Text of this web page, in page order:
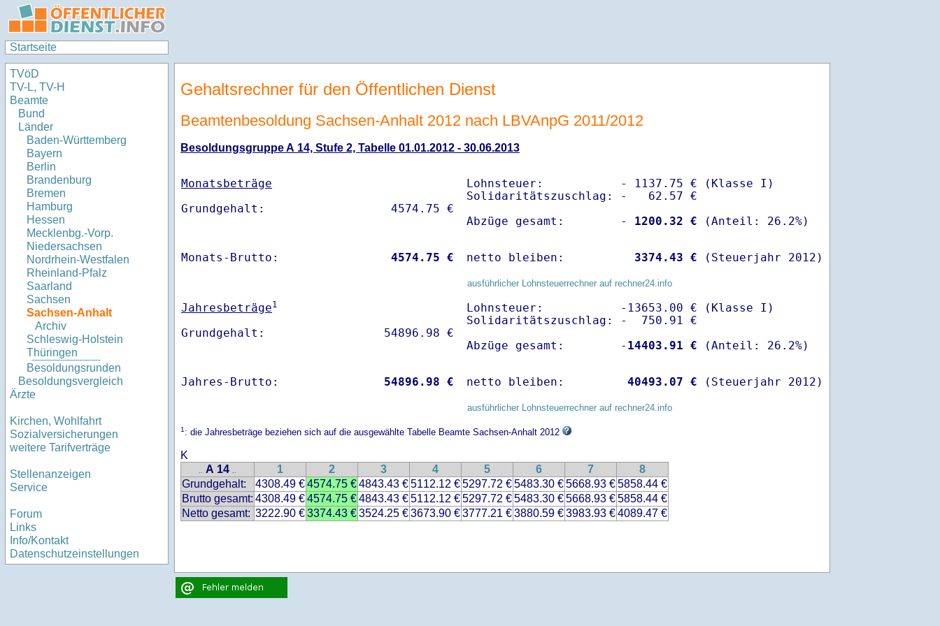
Startseite
TVöD
TV-L, TV-H
Beamte
Bund
Länder
Baden-Württemberg
Bayern
Berlin
Brandenburg
Bremen
Hamburg
Hessen
Mecklenbg.-Vorp.
Niedersachsen
Nordrhein-Westfalen
Rheinland-Pfalz
Saarland
Sachsen
Sachsen-Anhalt
Archiv
Schleswig-Holstein
Thüringen
Besoldungsrunden
Besoldungsvergleich
Ärzte
Kirchen, Wohlfahrt
Sozialversicherungen
weitere Tarifverträge
Stellenanzeigen
Service
Forum
Links
Info/Kontakt
Datenschutzeinstellungen
Gehaltsrechner für den Öffentlichen Dienst
Beamtenbesoldung Sachsen-Anhalt 2012 nach LBVAnpG 2011/2012
Besoldungsgruppe A 14, Stufe 2, Tabelle 01.01.2012 - 30.06.2013
Monatsbeträge
Lohnsteuer:           - 1137.75 € (Klasse I)
Solidaritätszuschlag: -   62.57 €
Abzüge gesamt:        -
1200.32 €
Monats-Brutto: 4574.75 € netto bleiben: 3374.43 € (Steuerjahr 2012)
ausführlicher Lohnsteuerrechner auf rechner24.info
Jahresbeträge1
Lohnsteuer:           -13653.00 € (Klasse I)
Solidaritätszuschlag: -  750.91 €
Abzüge gesamt:        - 14403.91 €
Jahres-Brutto: 54896.98 € netto bleiben: 40493.07 € (Steuerjahr 2012)
ausführlicher Lohnsteuerrechner auf rechner24.info
1: die Jahresbeträge beziehen sich auf die ausgewählte Tabelle Beamte Sachsen-Anhalt 2012
K
.. A 14 .. 1 2 3 4 5 6 7
8
Grundgehalt:
4308.49 €4574.75 €4843.43 €5112.12 €5297.72 €5483.30 €5668.93 €5858.44 €
Brutto gesamt: 4308.49 €4574.75 €4843.43 €5112.12 €5297.72 €5483.30 €5668.93 €5858.44 €
Netto gesamt: 3222.90 €3374.43 €3524.25 €3673.90 €3777.21 €3880.59 €3983.93 €4089.47 €